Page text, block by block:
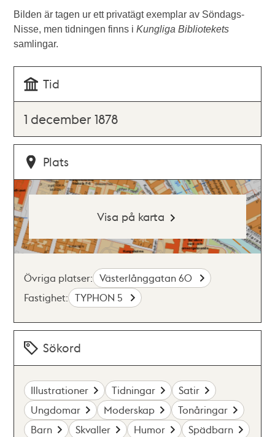
Bilden är tagen ur ett privatägt exemplar av Söndags-
Nisse, men tidningen finns iKungliga Bibliotekets
samlingar.
Tid
1 december 1878
Plats
Visa på karta
Övriga platser: Västerlånggatan 60
Fastighet: TYPHON 5
Sökord
Illustrationer Tidningar
Satir
Ungdomar
Moderskap
Tonåringar
Barn
Skvaller Humor Spädbarn